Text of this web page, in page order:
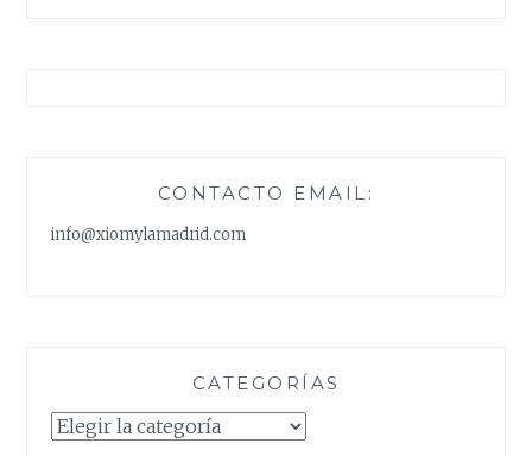
CONTACTO EMAIL:
info@xiomylamadrid.com
CATEGORÍAS
Categorías